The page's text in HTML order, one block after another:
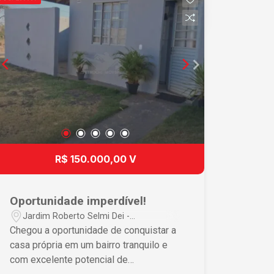
social - Lavanderia coberta - Quintal - 2
vagas de garagem - Móveis planejados
em 1 dos dormitórios - 2 aparelhos de
ar-condicionado Além disso, o
condomínio proporciona excelente
infraestrutura para toda a família: -
Portaria 24 horas - Salão de festas - 3
áreas de churrasqueira - Quadra
poliesportiva - Minimercado 24 horas -
3 playgrounds - Espaço para atividades
deseja morar com segurança, lazer e
estratégica e próxima ao centro da
cidade. Agende sua visita e conheça
seu novo lar!
R$ 150.000,00 V
Oportunidade imperdível!
Jardim Roberto Selmi Dei -
Araraquara/SP
Chegou a oportunidade de conquistar a
casa própria em um bairro tranquilo e
com excelente potencial de